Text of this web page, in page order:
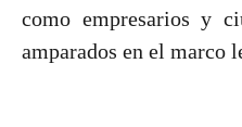
como empresarios y
amparados en el marco